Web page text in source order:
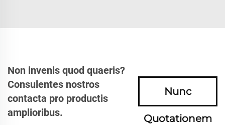
Non invenis quod quaeris?
Consulentes nostros
contacta pro productis
amplioribus.
Nunc
Quotationem